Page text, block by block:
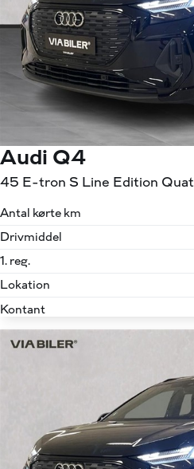
Audi Q4
45 E-tron S Line Edition
Antal kørte km
Drivmiddel
1. reg.
Lokation
Kontant